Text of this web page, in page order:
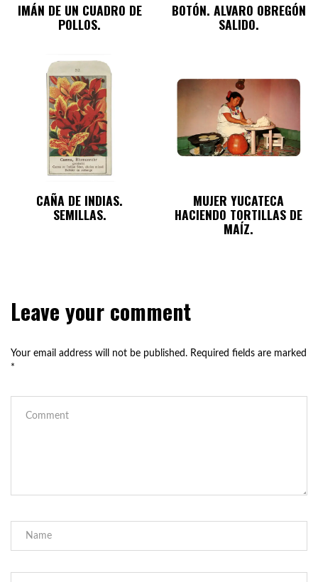
IMÁN DE UN CUADRO DE
POLLOS.
BOTÓN. ALVARO OBREGÓN
SALIDO.
CAÑA DE INDIAS.
SEMILLAS.
MUJER YUCATECA
HACIENDO TORTILLAS DE
MAÍZ.
Leave your comment
Your email address will not be published. Required fields are marked
*